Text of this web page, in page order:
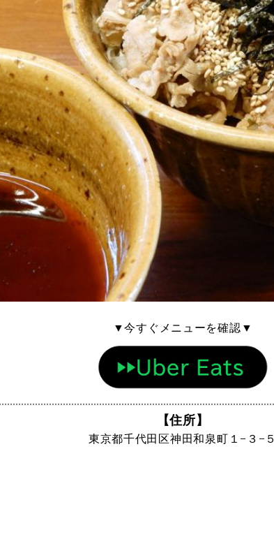
▼今すぐメニューを確認▼
【住所】
東京都千代田区神田和泉町１−３−５